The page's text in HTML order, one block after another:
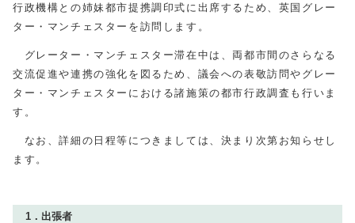
行政機構との姉妹都市提携調印式に出席するため、英国グレー
ター・マンチェスターを訪問します。
グレーター・マンチェスター滞在中は、両都市間のさらなる
交流促進や連携の強化を図るため、議会への表敬訪問やグレー
ター・マンチェスターにおける諸施策の都市行政調査も行いま
す。
なお、詳細の日程等につきましては、決まり次第お知らせし
ます。
1．出張者